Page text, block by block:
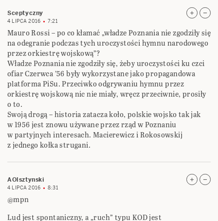
Sceptyczny
4 LIPCA 2016 7:21
Mauro Rossi – po co kłamać „władze Poznania nie zgodziły się
na odegranie podczas tych uroczystości hymnu narodowego
przez orkiestrę wojskową”?
Władze Poznania nie zgodziły się, żeby uroczystości ku czci
ofiar Czerwca ’56 były wykorzystane jako propagandowa
platforma PiSu. Przeciwko odgrywaniu hymnu przez
orkiestrę wojskową nic nie miały, wręcz przeciwnie, prosiły
o to.
Swoją drogą – historia zatacza koło, polskie wojsko tak jak
w 1956 jest znowu używane przez rząd w Poznaniu
w partyjnych interesach. Macierewicz i Rokosowskij
z jednego kołka strugani.
AOlsztynski
4 LIPCA 2016 8:31
@mpn
Lud jest spontaniczny, a „ruch” typu KOD jest